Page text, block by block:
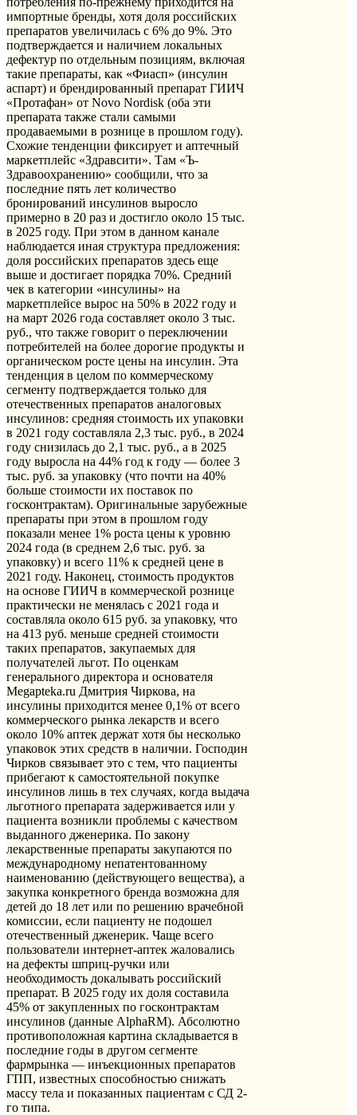
импортные бренды, хотя доля российских
препаратов увеличилась с 6% до 9%. Это
подтверждается и наличием локальных
дефектур по отдельным позициям, включая
такие препараты, как «Фиасп» (инсулин
аспарт) и брендированный препарат ГИИЧ
«Протафан» от Novo Nordisk (оба эти
препарата также стали самыми
продаваемыми в рознице в прошлом году).
Схожие тенденции фиксирует и аптечный
маркетплейс «Здравсити». Там «Ъ-
Здравоохранению» сообщили, что за
последние пять лет количество
бронирований инсулинов выросло
примерно в 20 раз и достигло около 15 тыс.
в 2025 году. При этом в данном канале
наблюдается иная структура предложения:
доля российских препаратов здесь еще
выше и достигает порядка 70%. Средний
чек в категории «инсулины» на
маркетплейсе вырос на 50% в 2022 году и
на март 2026 года составляет около 3 тыс.
руб., что также говорит о переключении
потребителей на более дорогие продукты и
органическом росте цены на инсулин. Эта
тенденция в целом по коммерческому
сегменту подтверждается только для
отечественных препаратов аналоговых
инсулинов: средняя стоимость их упаковки
в 2021 году составляла 2,3 тыс. руб., в 2024
году снизилась до 2,1 тыс. руб., а в 2025
году выросла на 44% год к году — более 3
тыс. руб. за упаковку (что почти на 40%
больше стоимости их поставок по
госконтрактам). Оригинальные зарубежные
препараты при этом в прошлом году
показали менее 1% роста цены к уровню
2024 года (в среднем 2,6 тыс. руб. за
упаковку) и всего 11% к средней цене в
2021 году. Наконец, стоимость продуктов
на основе ГИИЧ в коммерческой рознице
практически не менялась с 2021 года и
составляла около 615 руб. за упаковку, что
на 413 руб. меньше средней стоимости
таких препаратов, закупаемых для
получателей льгот. По оценкам
генерального директора и основателя
Megapteka.ru Дмитрия Чиркова, на
инсулины приходится менее 0,1% от всего
коммерческого рынка лекарств и всего
около 10% аптек держат хотя бы несколько
упаковок этих средств в наличии. Господин
Чирков связывает это с тем, что пациенты
прибегают к самостоятельной покупке
инсулинов лишь в тех случаях, когда выдача
льготного препарата задерживается или у
пациента возникли проблемы с качеством
выданного дженерика. По закону
лекарственные препараты закупаются по
международному непатентованному
наименованию (действующего вещества), а
закупка конкретного бренда возможна для
детей до 18 лет или по решению врачебной
комиссии, если пациенту не подошел
отечественный дженерик. Чаще всего
пользователи интернет-аптек жаловались
на дефекты шприц-ручки или
необходимость докалывать российский
препарат. В 2025 году их доля составила
45% от закупленных по госконтрактам
инсулинов (данные AlphaRM). Абсолютно
противоположная картина складывается в
последние годы в другом сегменте
фармрынка — инъекционных препаратов
ГПП, известных способностью снижать
массу тела и показанных пациентам с СД 2-
го типа.